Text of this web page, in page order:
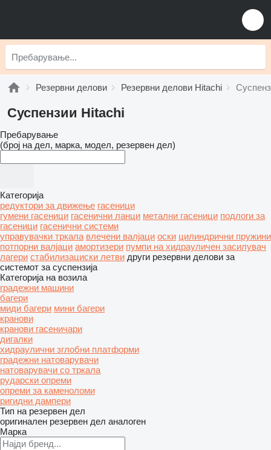
Резервни делови Резервни делови Hitachi
Суспензии Hitachi
Пребарување
(број на дел, марка, модел, резервен дел)
Категорија
редуктори за движење гасеници
гумени гасеници гасенични ланци метални гасеници подлоги за
гасеници гасенични системи
управувачки тркала влечени валјаци оски цилиндрични пружини
потпорни валјаци амортизери пумпи на хидрауличен засилувач
лагери стабилизациски летви други резервни делови за
системот за суспензија
Категорија на возила
градежни машини
багери
миди багери мини багери
кранови
кранови гасеничари
дигалки
хидраулични зглобни платформи
градежни натоварувачи
натоварувачи со тркала
рударски опреми
опреми за каменоломи
ригидни дампери
Тип на резервен дел
оригинален резервен дел аналоген
Марка